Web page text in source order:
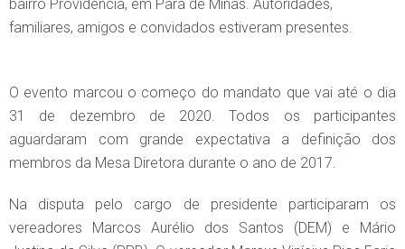
bairro Providência, em Pará de Minas. Autoridades,
familiares, amigos e convidados estiveram presentes.
O evento marcou o começo do mandato que vai até o dia
31 de dezembro de 2020. Todos os participantes
aguardaram com grande expectativa a definição dos
membros da Mesa Diretora durante o ano de 2017.
Na disputa pelo cargo de presidente participaram os
vereadores Marcos Aurélio dos Santos (DEM) e Mário